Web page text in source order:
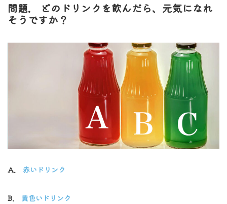
問題. どのドリンクを飲んだら、元気になれ
そうですか？
A. 赤いドリンク
B. 黄色いドリンク